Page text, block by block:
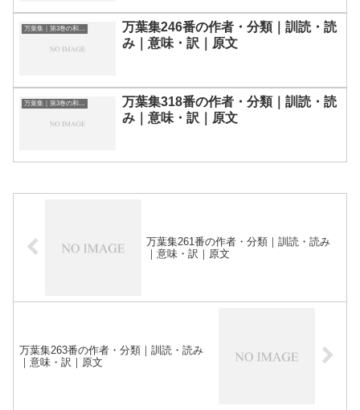
万葉集｜第3巻の和歌一覧
万葉集246番の作者・分類｜訓読・読
み｜意味・訳｜原文
万葉集318番の作者・分類｜訓読・読
み｜意味・訳｜原文
万葉集261番の作者・分類｜訓読・読み
｜意味・訳｜原文
万葉集263番の作者・分類｜訓読・読み
｜意味・訳｜原文